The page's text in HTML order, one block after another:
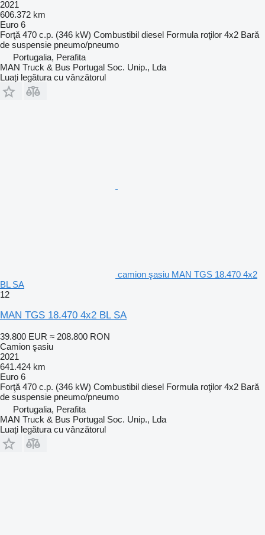
2021
606.372 km
Euro 6
Forţă 470 c.p. (346 kW) Combustibil diesel Formula roţilor 4x2 Bară
de suspensie pneumo/pneumo
Portugalia, Perafita
MAN Truck & Bus Portugal Soc. Unip., Lda
Luați legătura cu vânzătorul
camion şasiu MAN TGS 18.470 4x2
BL SA
12
MAN TGS 18.470 4x2 BL SA
39.800 EUR ≈ 208.800 RON
Camion şasiu
2021
641.424 km
Euro 6
Forţă 470 c.p. (346 kW) Combustibil diesel Formula roţilor 4x2 Bară
de suspensie pneumo/pneumo
Portugalia, Perafita
MAN Truck & Bus Portugal Soc. Unip., Lda
Luați legătura cu vânzătorul